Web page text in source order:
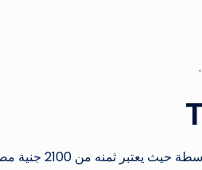
يعتبر هذا الهاتف من هواتف شركة تكنو